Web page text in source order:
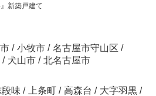
新築戸建て
/ 小牧市 / 名古屋市守山区 /
/ 犬山市 / 北名古屋市
味 / 上条町 / 高森台 / 大字羽黒 /